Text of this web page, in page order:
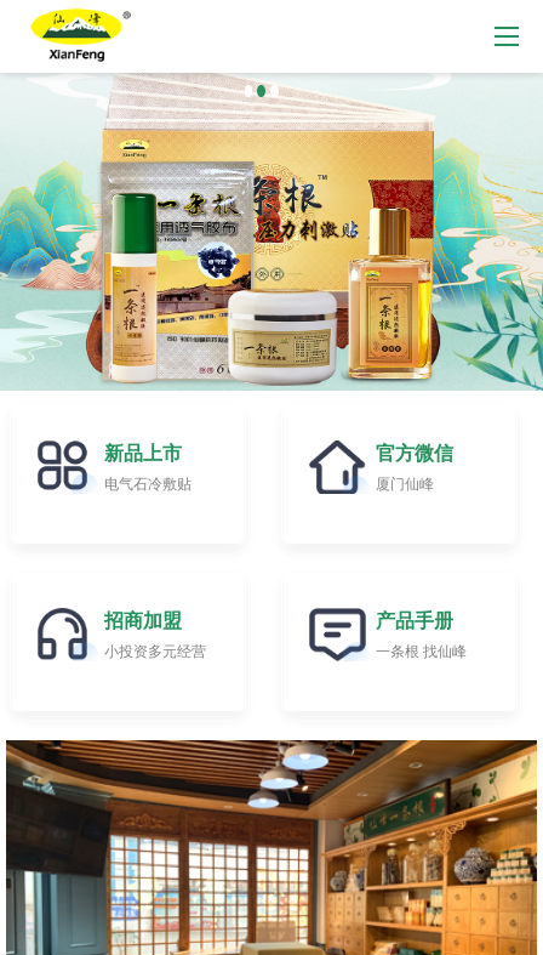
新品上市
电气石冷敷贴
官方微信
厦门仙峰
招商加盟
小投资多元经营
产品手册
一条根 找仙峰